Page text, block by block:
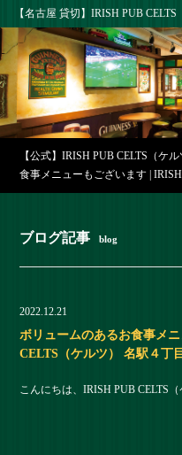
【名古屋 貸切】IRISH PUB
【公式】IRISH PUB CELTS（ケ
食事メニューもございます |
ブログ記事 blog
2022.12.21
ボリュームのあるお食事メ
CELTS（ケルツ） 名駅４丁
こんにちは、IRISH PUB CELTS